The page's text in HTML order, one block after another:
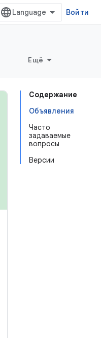
Войти
Ещё
Содержание
Объявления
Часто
задаваемые
вопросы
Версии